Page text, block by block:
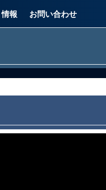
報 お問い合わせ